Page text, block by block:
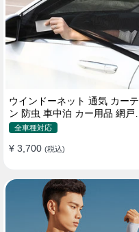
ウインドーネット 通気 カーテ
ン 防虫 車中泊 カー用品 網戸
取付簡単
全車種対応
¥ 3,700 (税込)